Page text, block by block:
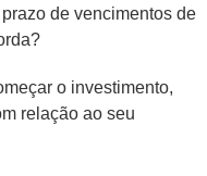
de vencimentos de
o investimento,
relação ao seu